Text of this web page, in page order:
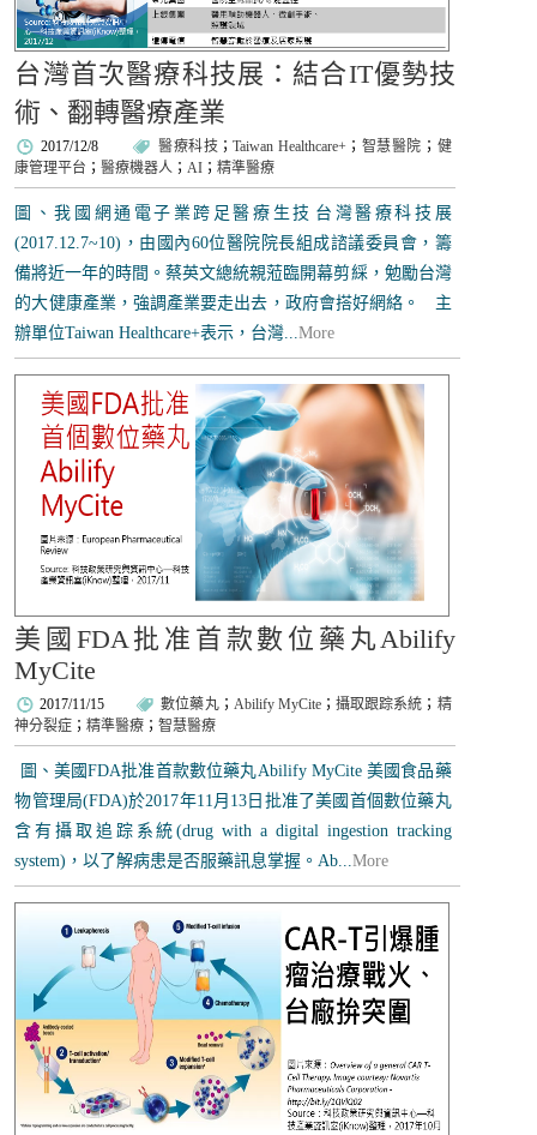
台灣首次醫療科技展：結合IT優勢技
術、翻轉醫療產業
2017/12/8 醫療科技 ；Taiwan Healthcare+ ； 智慧醫院 ； 健
康管理平台 ；醫療機器人 ；AI ；精準醫療
圖、我國網通電子業跨足醫療生技 ​ 台灣醫療科技展
(2017.12.7~10)，由國內60位醫院院長組成諮議委員會，籌
備將近一年的時間。蔡英文總統親蒞臨開幕剪綵，勉勵台灣
的大健康產業，強調產業要走出去，政府會搭好網絡。 主
辦單位Taiwan Healthcare+表示，台灣...More
美國FDA批准首款數位藥丸Abilify
MyCite
2017/11/15 數位藥丸； Abilify MyCite； 攝取跟踪系統 ； 精
神分裂症 ；精準醫療 ；智慧醫療
圖、美國FDA批准首款數位藥丸Abilify MyCite 美國食品藥
物管理局(FDA)於2017年11月13日批准了美國首個數位藥丸
含有攝取追踪系統(drug with a digital ingestion tracking
system)，以了解病患是否服藥訊息掌握。Ab...More